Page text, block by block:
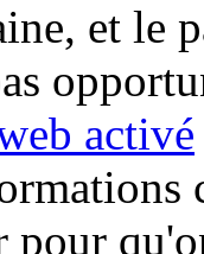
et le
activé
pour